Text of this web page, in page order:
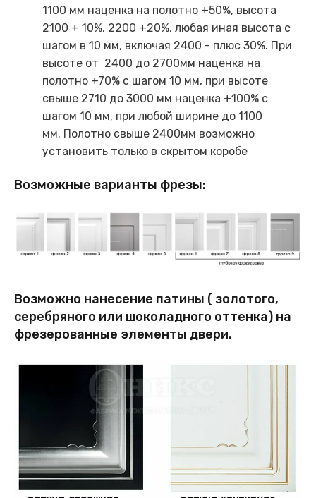
1100 мм наценка на полотно +50%, высота
2100 + 10%, 2200 +20%, любая иная высота с
шагом в 10 мм, включая 2400 - плюс 30%. При
высоте от 2400 до 2700мм наценка на
полотно +70% с шагом 10 мм, при высоте
свыше 2710 до 3000 мм наценка +100% с
шагом 10 мм, при любой ширине до 1100
мм. Полотно свыше 2400мм возможно
установить только в скрытом коробе
Возможные варианты фрезы:
Возможно нанесение патины ( золотого,
серебряного или шоколадного оттенка) на
фрезерованные элементы двери.